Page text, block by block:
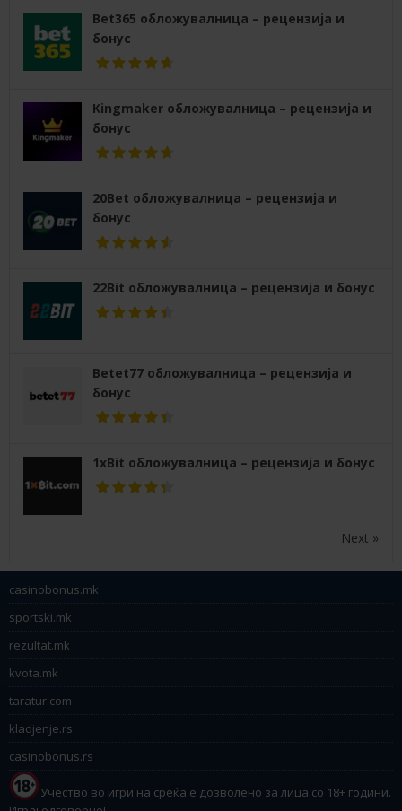
Bet365 обложувалница – рецензија и
бонус
Kingmaker обложувалница – рецензија и
бонус
20Bet обложувалница – рецензија и
бонус
22Bit обложувалница – рецензија и бонус
Betet77 обложувалница – рецензија и
бонус
1xBit обложувалница – рецензија и бонус
Next »
casinobonus.mk
sportski.mk
rezultat.mk
kvota.mk
taratur.com
kladjenje.rs
casinobonus.rs
Учество во игри на среќа е дозволено за лица со 18+ години.